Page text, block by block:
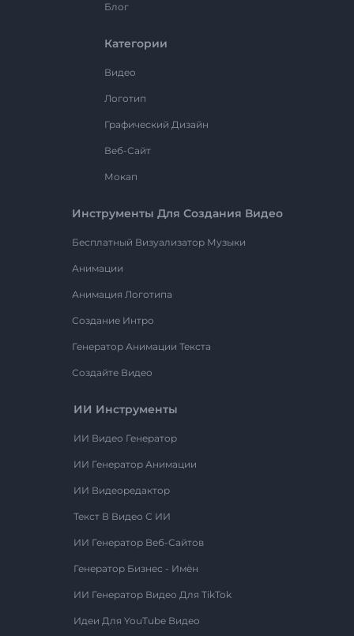
Блог
Категории
Видео
Логотип
Графический Дизайн
Веб-Сайт
Мокап
Инструменты Для Создания Видео
Бесплатный Визуализатор Музыки
Анимации
Анимация Логотипа
Создание Интро
Генератор Анимации Текста
Создайте Видео
ИИ Инструменты
ИИ Видео Генератор
ИИ Генератор Анимации
ИИ Видеоредактор
Текст В Видео С ИИ
ИИ Генератор Веб-Сайтов
Генератор Бизнес - Имён
ИИ Генератор Видео Для TikTok
Идеи Для YouTube Видео